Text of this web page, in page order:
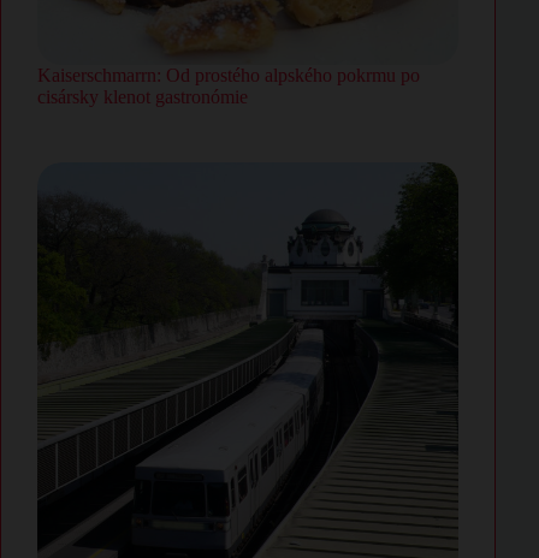
Kaiserschmarrn: Od prostého alpského pokrmu po
cisársky klenot gastronómie